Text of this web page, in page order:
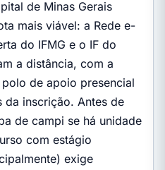
de Minas Gerais
mais viável: a Rede e-
do IFMG e o IF do
a distância, com a
de apoio presencial
da inscrição. Antes de
de campi se há unidade
com estágio
exige